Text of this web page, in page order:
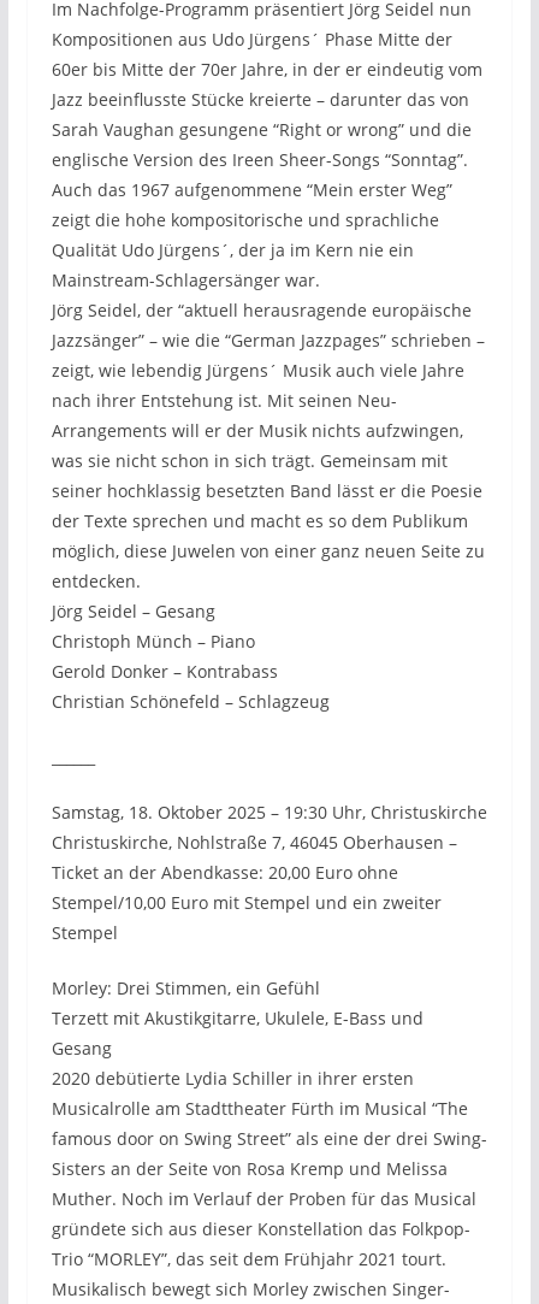
Im Nachfolge-Programm präsentiert Jörg Seidel nun
Kompositionen aus Udo Jürgens´ Phase Mitte der
60er bis Mitte der 70er Jahre, in der er eindeutig vom
Jazz beeinflusste Stücke kreierte – darunter das von
Sarah Vaughan gesungene “Right or wrong” und die
englische Version des Ireen Sheer-Songs “Sonntag”.
Auch das 1967 aufgenommene “Mein erster Weg”
zeigt die hohe kompositorische und sprachliche
Qualität Udo Jürgens´, der ja im Kern nie ein
Mainstream-Schlagersänger war.
Jörg Seidel, der “aktuell herausragende europäische
Jazzsänger” – wie die “German Jazzpages” schrieben –
zeigt, wie lebendig Jürgens´ Musik auch viele Jahre
nach ihrer Entstehung ist. Mit seinen Neu-
Arrangements will er der Musik nichts aufzwingen,
was sie nicht schon in sich trägt. Gemeinsam mit
seiner hochklassig besetzten Band lässt er die Poesie
der Texte sprechen und macht es so dem Publikum
möglich, diese Juwelen von einer ganz neuen Seite zu
entdecken.
Jörg Seidel – Gesang
Christoph Münch – Piano
Gerold Donker – Kontrabass
Christian Schönefeld – Schlagzeug
Samstag, 18. Oktober 2025 – 19:30 Uhr, Christuskirche
Christuskirche, Nohlstraße 7, 46045 Oberhausen –
Ticket an der Abendkasse: 20,00 Euro ohne
Stempel/10,00 Euro mit Stempel und ein zweiter
Stempel
Morley: Drei Stimmen, ein Gefühl
Terzett mit Akustikgitarre, Ukulele, E-Bass und
Gesang
2020 debütierte Lydia Schiller in ihrer ersten
Musicalrolle am Stadttheater Fürth im Musical “The
famous door on Swing Street” als eine der drei Swing-
Sisters an der Seite von Rosa Kremp und Melissa
Muther. Noch im Verlauf der Proben für das Musical
gründete sich aus dieser Konstellation das Folkpop-
Trio “MORLEY”, das seit dem Frühjahr 2021 tourt.
Musikalisch bewegt sich Morley zwischen Singer-